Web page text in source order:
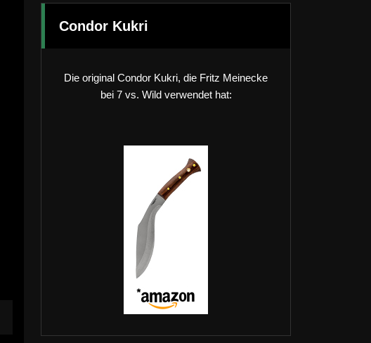
Condor Kukri
Die original Condor Kukri, die Fritz Meinecke
bei 7 vs. Wild verwendet hat: